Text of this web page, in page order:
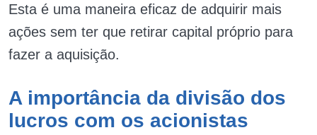
Esta é uma maneira eficaz de adquirir mais
ações sem ter que retirar capital próprio para
fazer a aquisição.
A importância da divisão dos
lucros com os acionistas